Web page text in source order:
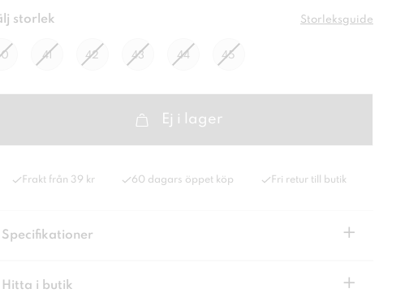
storlek Storleksguide
41 42 43 44 45
Ej i lager
Frakt från 39 kr 60 dagars öppet köp Fri retur till butik
Specifikationer +
Hitta i butik +